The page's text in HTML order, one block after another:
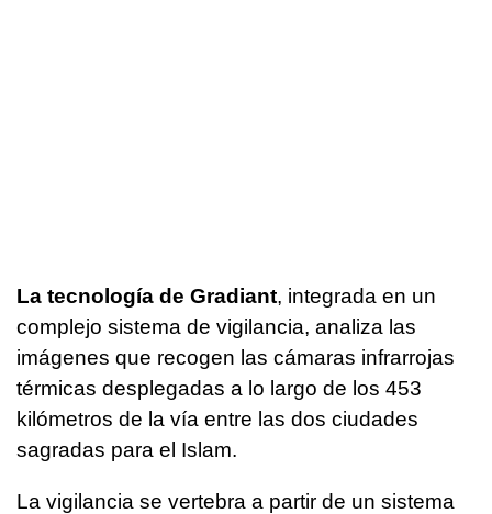
La tecnología de Gradiant, integrada en un
complejo sistema de vigilancia, analiza las
imágenes que recogen las cámaras infrarrojas
térmicas desplegadas a lo largo de los 453
kilómetros de la vía entre las dos ciudades
sagradas para el Islam.
La vigilancia se vertebra a partir de un sistema